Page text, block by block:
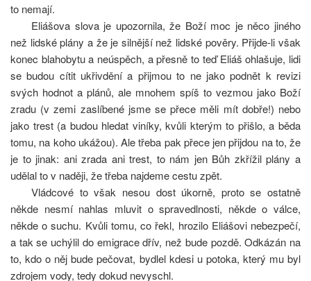
to nemají.
Eliášova slova je upozornila, že Boží moc je něco jiného
než lidské plány a že je silnější než lidské pověry. Přijde-li však
konec blahobytu a neúspěch, a přesně to teď Eliáš ohlašuje, lidi
se budou cítit ukřivdění a přijmou to ne jako podnět k revizi
svých hodnot a plánů, ale mnohem spíš to vezmou jako Boží
zradu (v zemi zaslíbené jsme se přece měli mít dobře!) nebo
jako trest (a budou hledat viníky, kvůli kterým to přišlo, a běda
tomu, na koho ukážou). Ale třeba pak přece jen přijdou na to, že
je to jinak: ani zrada ani trest, to nám jen Bůh zkřížil plány a
udělal to v naději, že třeba najdeme cestu zpět.
Vládcové to však nesou dost úkorně, proto se ostatně
někde nesmí nahlas mluvit o spravedlnosti, někde o válce,
někde o suchu. Kvůli tomu, co řekl, hrozilo Eliášovi nebezpečí,
a tak se uchýlil do emigrace dřív, než bude pozdě. Odkázán na
to, kdo o něj bude pečovat, bydlel kdesi u potoka, který mu byl
zdrojem vody, tedy dokud nevyschl.